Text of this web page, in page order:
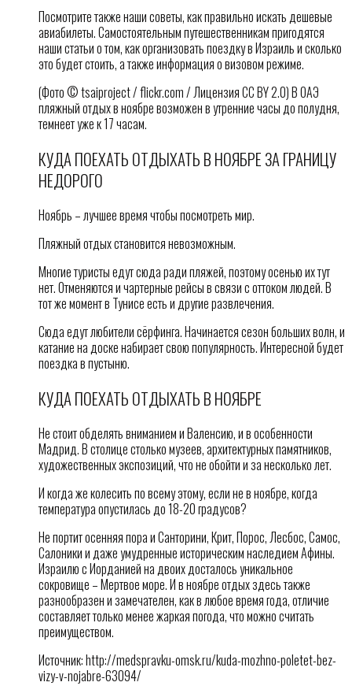
Посмотрите также наши советы, как правильно искать дешевые
авиабилеты. Самостоятельным путешественникам пригодятся
наши статьи о том, как организовать поездку в Израиль и сколько
это будет стоить, а также информация о визовом режиме.
(Фото © tsaiproject / flickr.com / Лицензия CC BY 2.0) В ОАЭ
пляжный отдых в ноябре возможен в утренние часы до полудня,
темнеет уже к 17 часам.
КУДА ПОЕХАТЬ ОТДЫХАТЬ В НОЯБРЕ ЗА ГРАНИЦУ
НЕДОРОГО
Ноябрь – лучшее время чтобы посмотреть мир.
Пляжный отдых становится невозможным.
Многие туристы едут сюда ради пляжей, поэтому осенью их тут
нет. Отменяются и чартерные рейсы в связи с оттоком людей. В
тот же момент в Тунисе есть и другие развлечения.
Сюда едут любители сёрфинга. Начинается сезон больших волн, и
катание на доске набирает свою популярность. Интересной будет
поездка в пустыню.
КУДА ПОЕХАТЬ ОТДЫХАТЬ В НОЯБРЕ
Не стоит обделять вниманием и Валенсию, и в особенности
Мадрид. В столице столько музеев, архитектурных памятников,
художественных экспозиций, что не обойти и за несколько лет.
И когда же колесить по всему этому, если не в ноябре, когда
температура опустилась до 18-20 градусов?
Не портит осенняя пора и Санторини, Крит, Порос, Лесбос, Самос,
Салоники и даже умудренные историческим наследием Афины.
Израилю с Иорданией на двоих досталось уникальное
сокровище – Мертвое море. И в ноябре отдых здесь также
разнообразен и замечателен, как в любое время года, отличие
составляет только менее жаркая погода, что можно считать
преимуществом.
Источник: http://medspravku-omsk.ru/kuda-mozhno-poletet-bez-
vizy-v-nojabre-63094/